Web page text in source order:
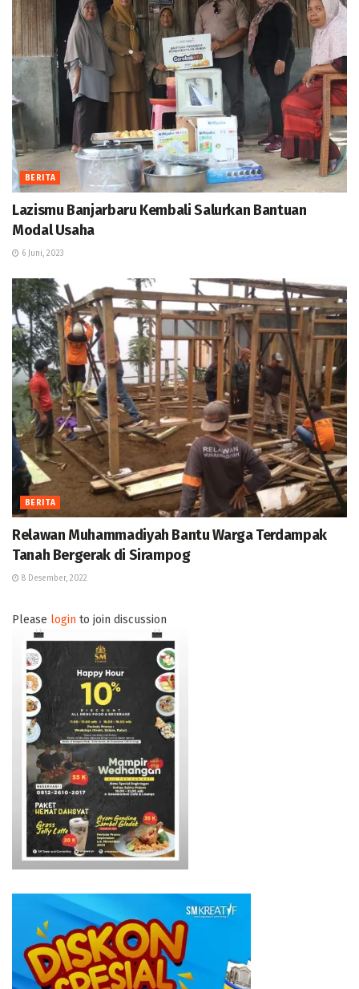
BERITA
Lazismu Banjarbaru Kembali Salurkan Bantuan
Modal Usaha
6 Juni, 2023
BERITA
Relawan Muhammadiyah Bantu Warga Terdampak
Tanah Bergerak di Sirampog
8 Desember, 2022
Please login to join discussion